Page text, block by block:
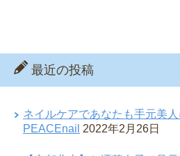
最近の投稿
ネイルケアであなたも手元美
PEACEnail 2022年2月26日